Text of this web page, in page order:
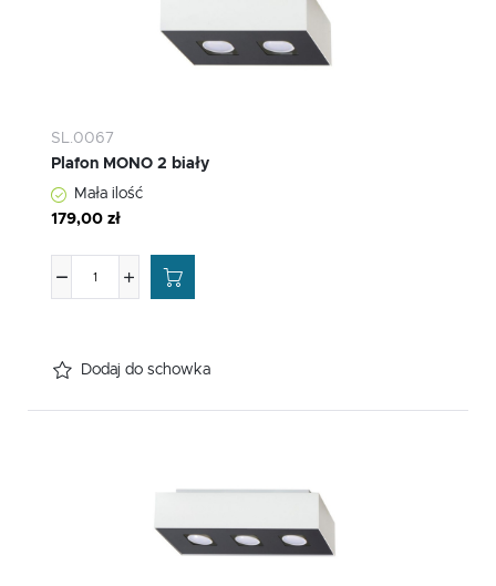
SL.0067
Plafon MONO 2 biały
Mała ilość
179,00 zł
Dodaj do schowka